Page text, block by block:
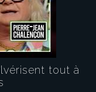
tout à